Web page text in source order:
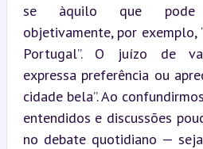
se àquilo que pode
objetivamente, por exemplo,
Portugal”. O juízo de
expressa preferência ou
cidade bela”. Ao
entendidos e discussões
no debate quotidiano —